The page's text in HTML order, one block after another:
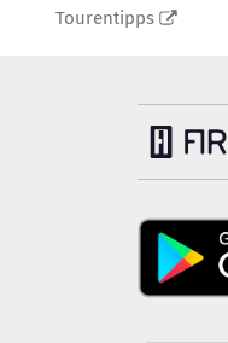
Tourentipps